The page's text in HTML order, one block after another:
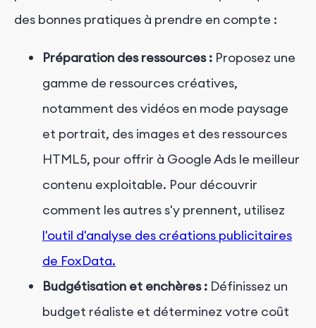
des bonnes pratiques à prendre en compte :
Préparation des ressources : Proposez une
gamme de ressources créatives,
notamment des vidéos en mode paysage
et portrait, des images et des ressources
HTML5, pour offrir à Google Ads le meilleur
contenu exploitable. Pour découvrir
comment les autres s'y prennent, utilisez
l'outil d'analyse des créations publicitaires
de FoxData.
Budgétisation et enchères : Définissez un
budget réaliste et déterminez votre coût